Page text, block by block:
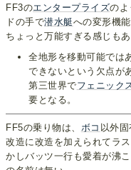
FF3のエンタープライズのよ
ドの手で潜水艇への変形機
ちょっと万能すぎる感じもあ
全地形を移動可能では
できないという欠点が
第三世界でフェニック
要となる。
FF5の乗り物は、 ボコ 以外
改造に改造を加えられてラ
かしバッツ一行も愛着が沸